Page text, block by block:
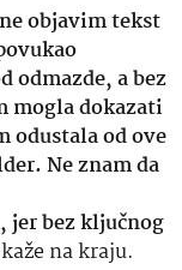
objavim tekst
odmazde, a bez
mogla dokazati
odustala od ove
Ne znam da
bez ključnog
na kraju.